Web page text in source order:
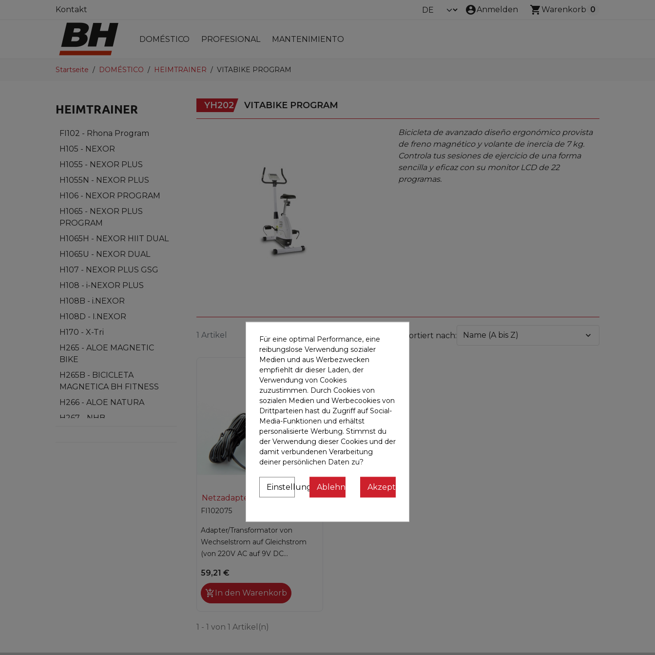
Kontakt account_circleAnmelden shopping_cartWarenkorb 0
DOMÉSTICO PROFESIONAL MANTENIMIENTO
Startseite DOMÉSTICO HEIMTRAINER VITABIKE PROGRAM
HEIMTRAINER
FI102 - Rhona Program
H105 - NEXOR
H1055 - NEXOR PLUS
H1055N - NEXOR PLUS
H106 - NEXOR PROGRAM
H1065 - NEXOR PLUS
PROGRAM
H1065H - NEXOR HIIT DUAL
H1065U - NEXOR DUAL
H107 - NEXOR PLUS GSG
H108 - i-NEXOR PLUS
H108B - i.NEXOR
H108D - I.NEXOR
H170 - X-Tri
H265 - ALOE MAGNETIC
BIKE
H265B - BICICLETA
MAGNETICA BH FITNESS
H266 - ALOE NATURA
H267 - NHB
H492 - RHYNO PROGRAM
YH202 VITABIKE PROGRAM
Bicicleta de avanzado diseño ergonómico provista
de freno magnético y volante de inercia de 7 kg.
Controla tus sesiones de ejercicio de una forma
sencilla y eficaz con su monitor LCD de 22
programas.
1 Artikel Sortiert nach: Name (A bis Z) expand_more
 Vorschau
Netzadapter AC-DC 9V
FI102075
Adapter/Transformator von
Wechselstrom auf Gleichstrom
(von 220V AC auf 9V DC...
59,21 €
 In den Warenkorb
1 - 1 von 1 Artikel(n)
Für eine optimal Performance, eine
reibungslose Verwendung sozialer
Medien und aus Werbezwecken
empfiehlt dir dieser Laden, der
Verwendung von Cookies
zuzustimmen. Durch Cookies von
sozialen Medien und Werbecookies von
Drittparteien hast du Zugriff auf Social-
Media-Funktionen und erhältst
personalisierte Werbung. Stimmst du
der Verwendung dieser Cookies und der
damit verbundenen Verarbeitung
deiner persönlichen Daten zu?
EinstellungenAblehnen Akzeptieren